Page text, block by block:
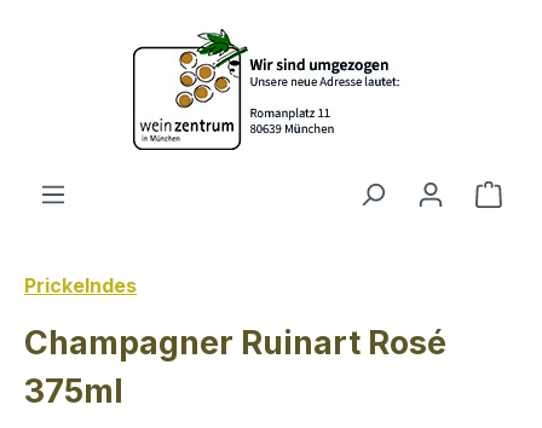
Zum Hauptinhalt springen
Prickelndes
Champagner Ruinart Rosé
375ml